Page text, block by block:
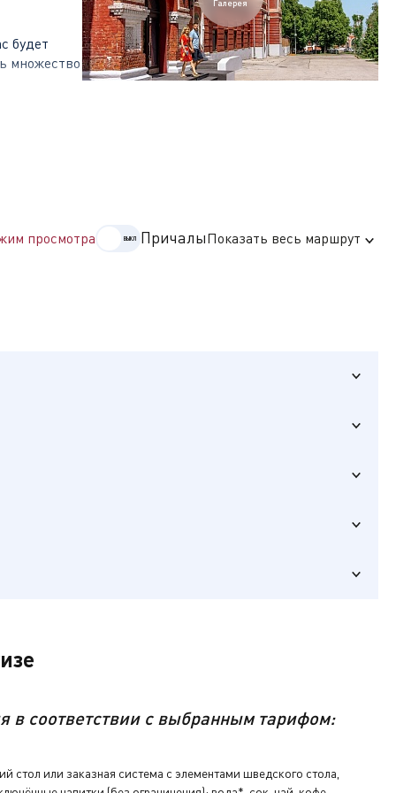
будет
множество
Галерея
просмотра ПричалыПоказать весь маршрут
от
на
в соответствии с выбранным тарифом:
стол или заказная система с элементами шведского стола,